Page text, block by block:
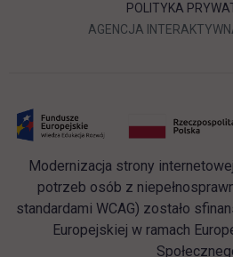
POLITYKA
AGENCJA
Modernizacja strony
potrzeb osób z
standardami WCAG) zostało
Europejskiej w ramach